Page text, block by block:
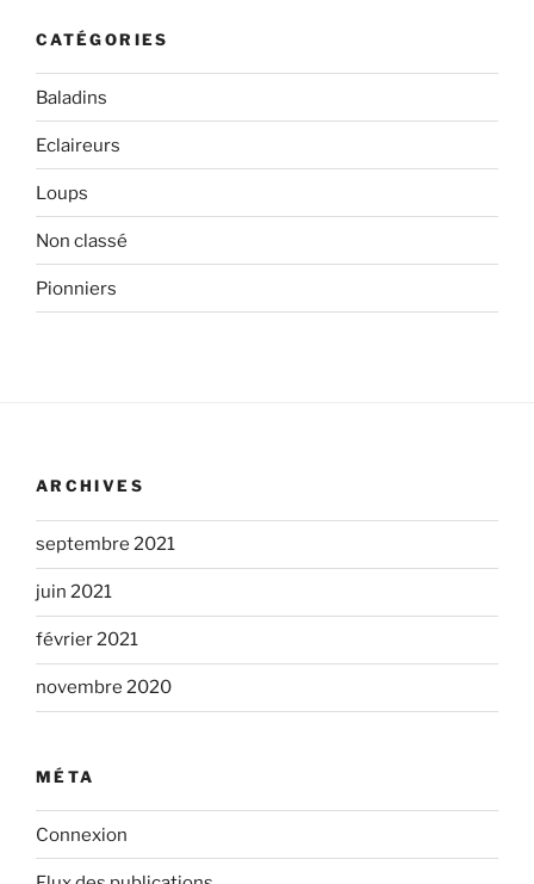
CATÉGORIES
Baladins
Eclaireurs
Loups
Non classé
Pionniers
ARCHIVES
septembre 2021
juin 2021
février 2021
novembre 2020
MÉTA
Connexion